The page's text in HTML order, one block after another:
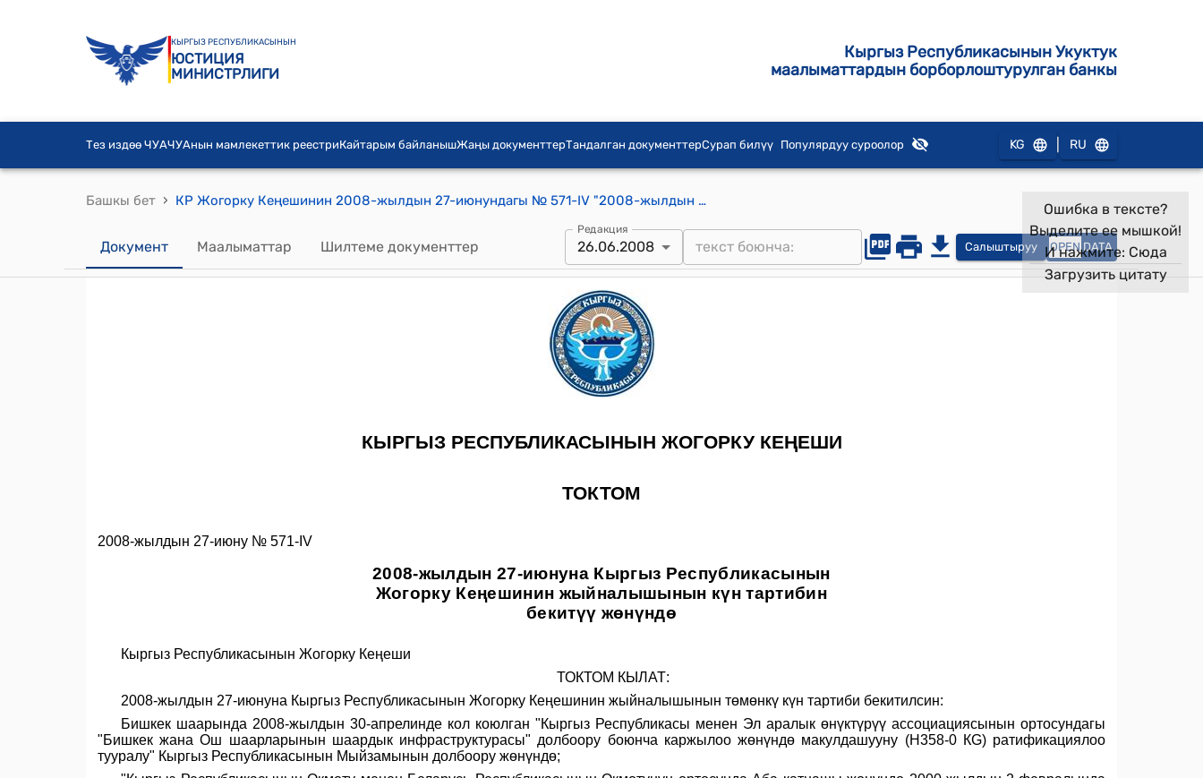
КЫРГЫЗ РЕСПУБЛИКАСЫНЫН
ЮСТИЦИЯ
МИНИСТРЛИГИ
Кыргыз Республикасынын Укуктук
маалыматтардын борборлоштурулган банкы
Тез издөө ЧУАЧУАнын мамлекеттик реестриКайтарым байланышЖаңы документтерТандалган документтерСурап билүү Популярдуу суроолор KG RU
Башкы бет › КР Жогорку Кеңешинин 2008-жылдын 27-июнундагы № 571-IV "2008-жылдын 27-июнуна Кыргыз Республикасынын Жогорку Кеңешинин жыйналышынын күн тартибин бекитүү жөнүндө" токтому
Документ Маалыматтар Шилтеме документтер
Редакция
26.06.2008 Салыштыруу OPEN DATA
Ошибка в тексте?
Выделите ее мышкой!
И нажмите: Сюда
Загрузить цитату